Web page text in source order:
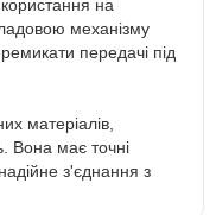
на
механізму
передачі під
матеріалів,
Вона має точні
з'єднання з